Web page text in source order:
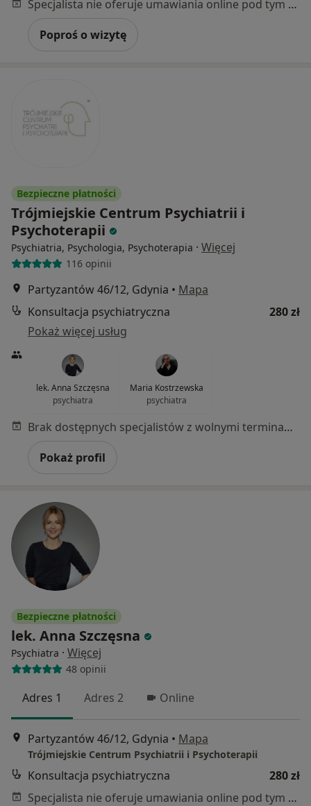
Specjalista nie oferuje umawiania online pod tym adresem.
Poproś o wizytę
Bezpieczne płatności
Trójmiejskie Centrum Psychiatrii i
Psychoterapii
Psychiatria, Psychologia, Psychoterapia · Więcej
116 opinii
Partyzantów 46/12, Gdynia • Mapa
Konsultacja psychiatryczna
280 zł
Pokaż więcej usług
lek. Anna Szczęsna
psychiatra
Maria Kostrzewska
psychiatra
Brak dostępnych specjalistów z wolnymi terminami w tym centrum medycznym.
Pokaż profil
Bezpieczne płatności
lek. Anna Szczęsna
Psychiatra · Więcej
48 opinii
Adres 1 Adres 2 Online
Partyzantów 46/12, Gdynia • Mapa
Trójmiejskie Centrum Psychiatrii i Psychoterapii
Konsultacja psychiatryczna
280 zł
Specjalista nie oferuje umawiania online pod tym adresem.